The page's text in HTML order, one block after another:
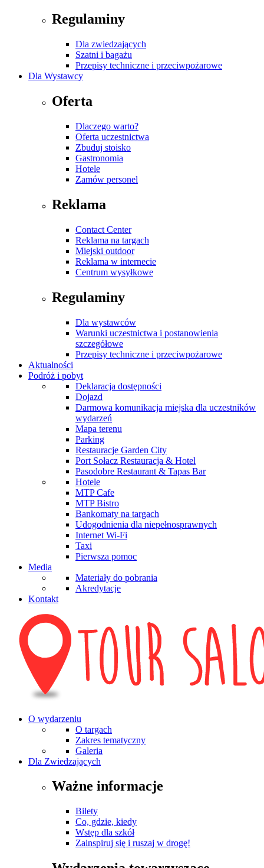
Regulaminy
Dla zwiedzających
Szatni i bagażu
Przepisy techniczne i przeciwpożarowe
Dla Wystawcy
Oferta
Dlaczego warto?
Oferta uczestnictwa
Zbuduj stoisko
Gastronomia
Hotele
Zamów personel
Reklama
Contact Center
Reklama na targach
Miejski outdoor
Reklama w internecie
Centrum wysyłkowe
Regulaminy
Dla wystawców
Warunki uczestnictwa i postanowienia
szczegółowe
Przepisy techniczne i przeciwpożarowe
Aktualności
Podróż i pobyt
Deklaracja dostępności
Dojazd
Darmowa komunikacja miejska dla uczestników
wydarzeń
Mapa terenu
Parking
Restauracje Garden City
Port Sołacz Restauracja & Hotel
Pasodobre Restaurant & Tapas Bar
Hotele
MTP Cafe
MTP Bistro
Bankomaty na targach
Udogodnienia dla niepełnosprawnych
Internet Wi-Fi
Taxi
Pierwsza pomoc
Media
Materiały do pobrania
Akredytacje
Kontakt
O wydarzeniu
O targach
Zakres tematyczny
Galeria
Dla Zwiedzających
Ważne informacje
Bilety
Co, gdzie, kiedy
Wstęp dla szkół
Zainspiruj się i ruszaj w drogę!